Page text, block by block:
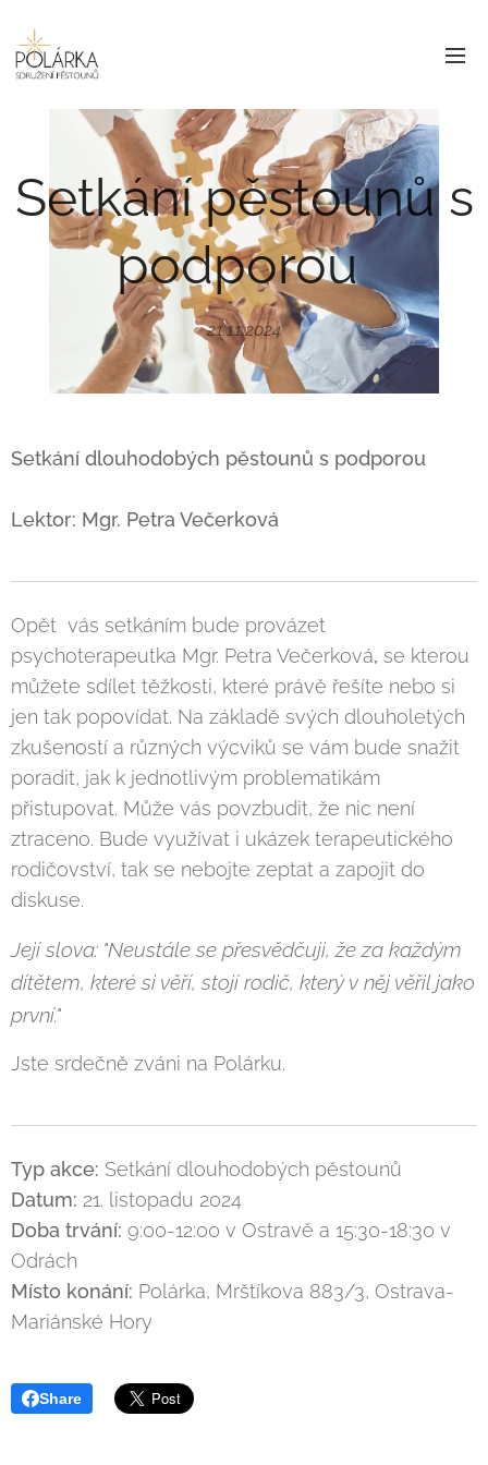
Setkání pěstounů s
podporou
21.11.2024
Setkání dlouhodobých pěstounů s podporou
Lektor: Mgr. Petra Večerková
Opět vás setkáním bude provázet
psychoterapeutka Mgr. Petra Večerková, se kterou
můžete sdílet těžkosti, které právě řešíte nebo si
jen tak popovídat. Na základě svých dlouholetých
zkušeností a různých výcviků se vám bude snažit
poradit, jak k jednotlivým problematikám
přistupovat. Může vás povzbudit, že nic není
ztraceno. Bude využívat i ukázek terapeutického
rodičovství, tak se nebojte zeptat a zapojit do
diskuse.
Její slova: "Neustále se přesvědčuji, že za každým
dítětem, které si věří, stojí rodič, který v něj věřil jako
první."
Jste srdečně zváni na Polárku.
Typ akce: Setkání dlouhodobých pěstounů
Datum: 21. listopadu 2024
Doba trvání: 9:00-12:00 v Ostravě a 15:30-18:30 v
Odrách
Místo konání: Polárka, Mrštíkova 883/3, Ostrava-
Mariánské Hory
Share